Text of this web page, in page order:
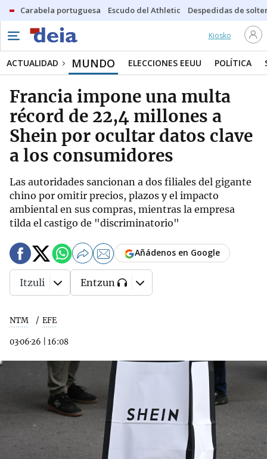
Carabela portuguesa Escudo del Athletic Despedidas de
Kiosko
ACTUALIDAD MUNDO ELECCIONES EEUU POLÍTICA
Francia impone una multa
récord de 22,4 millones a
Shein por ocultar datos clave
a los consumidores
Las autoridades sancionan a dos filiales del gigante
chino por omitir precios, plazos y el impacto
ambiental en sus compras, mientras la empresa
tilda el castigo de "discriminatorio"
NTM EFE
03·06·26 16:08
Añádenos en Google
Itzuli Entzun